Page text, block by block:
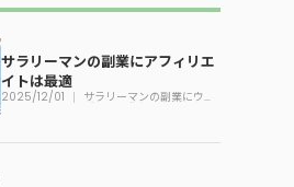
サラリーマンの副業にアフィリエ
イトは最適
2025/12/01 サラリーマンの副業にウェ
ブサイト作りは必須